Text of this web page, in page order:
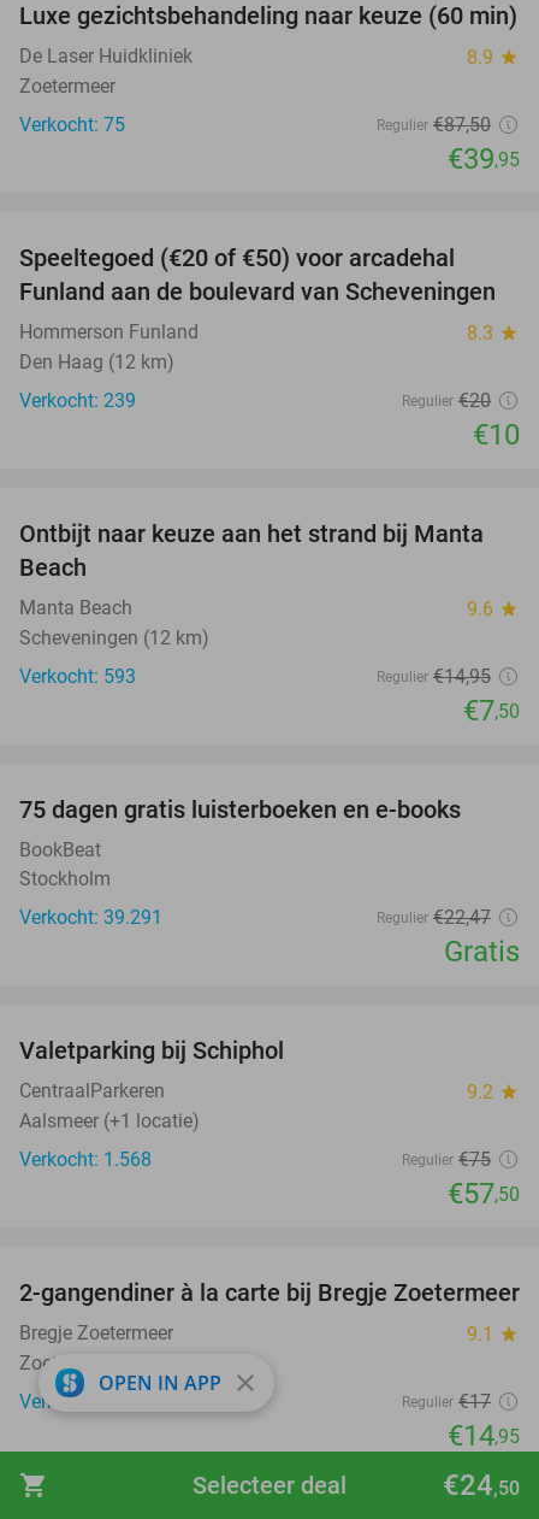
shopping_cart €24,50
Selecteer deal
54%
Luxe gezichtsbehandeling naar keuze (60 min)
De Laser Huidkliniek 8.9 star
Zoetermeer
Verkocht: 75
Regulier €87,50
€39,95
Speeltegoed (€20 of €50) voor arcadehal
Funland aan de boulevard van Scheveningen
Hommerson Funland 8.3 star
Den Haag (12 km)
Verkocht: 239
Regulier €20
€10
50%
Ontbijt naar keuze aan het strand bij Manta
Beach
Manta Beach 9.6 star
Scheveningen (12 km)
Verkocht: 593
Regulier €14,95
€7,50
75 dagen gratis luisterboeken en e-books
BookBeat
Stockholm
Verkocht: 39.291
Regulier €22,47
Gratis
Valetparking bij Schiphol
CentraalParkeren 9.2 star
Aalsmeer (+1 locatie)
Verkocht: 1.568
Regulier €75
€57,50
12%
2-gangendiner à la carte bij Bregje Zoetermeer
Bregje Zoetermeer 9.1 star
Zoetermeer
Verkocht: 739
Regulier €17
€14,95
favorite_border
OPEN IN APP close